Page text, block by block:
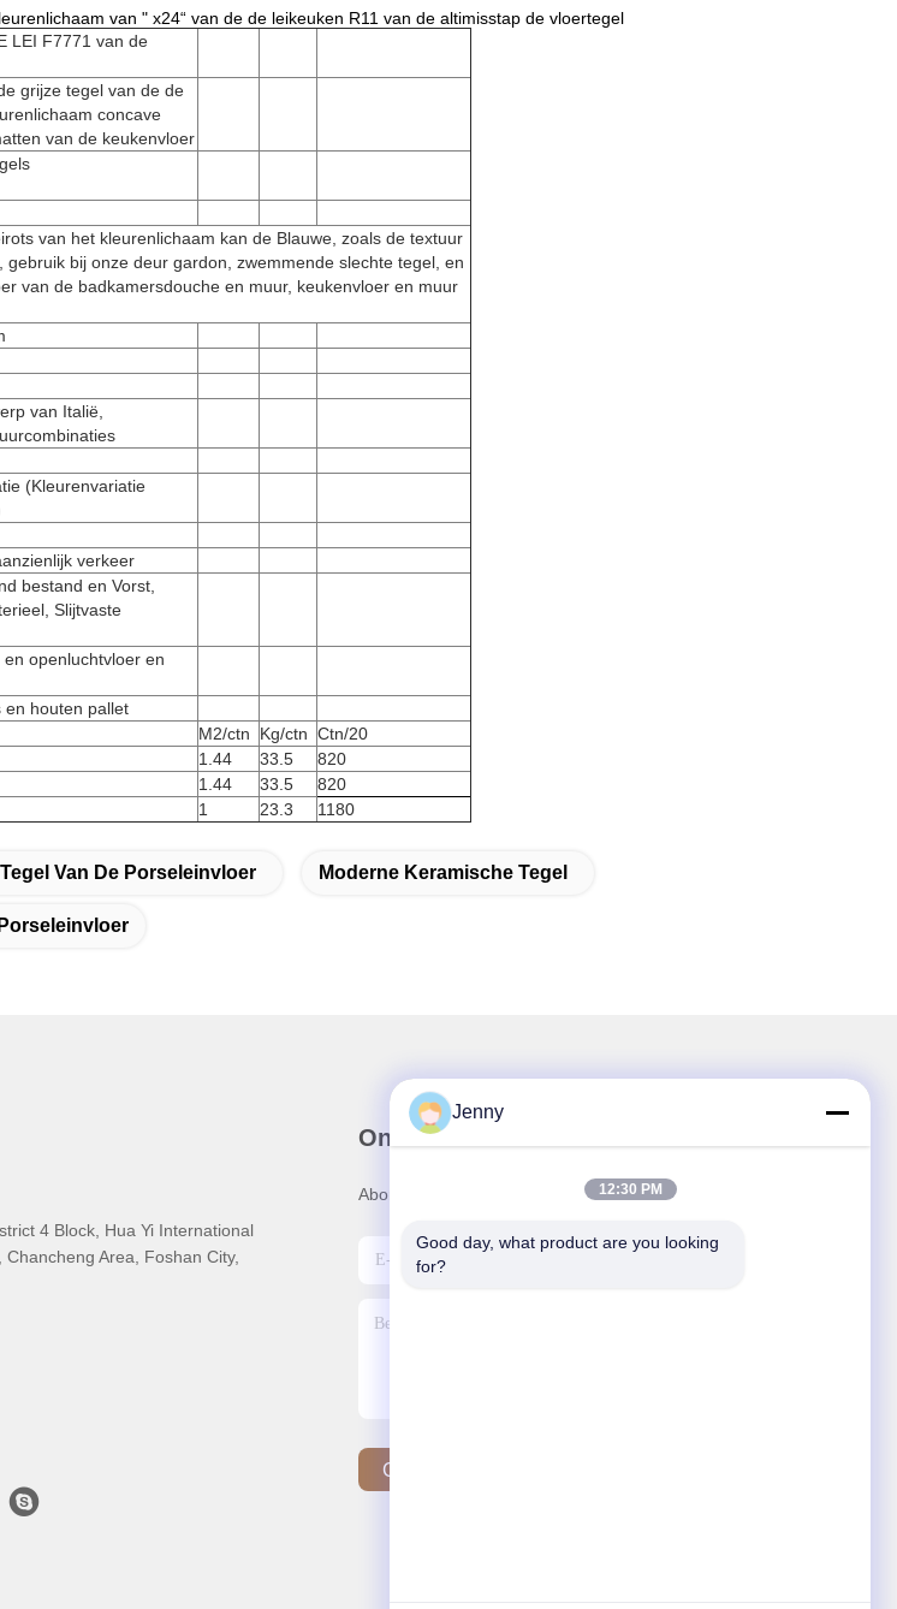
van " x24“ van de de leikeuken R11 van de altimisstap de vloertegel
LEI F7771 van de
grijze tegel van de de
concave
van de keukenvloer
van het kleurenlichaam kan de Blauwe, zoals de textuur
gebruik bij onze deur gardon, zwemmende slechte tegel, en
van de badkamersdouche en muur, keukenvloer en muur
van Italië,
(Kleurenvariatie
verkeer
bestand en Vorst,
Slijtvaste
openluchtvloer en
en houten pallet
M2/ctn Kg/ctn Ctn/20
1.44 33.5
820
1.44 33.5
820
1 23.3 1180
Van De Porseleinvloer Moderne Keramische Tegel
4 Block, Hua Yi International
Area, Foshan City,
Onze Nieuwsbrief
Abonneer u op onze nieuwsbrief voor kortingen en meer.
Contacteer Ons
Jenny
12:30 PM
Good day, what product are you looking
for?